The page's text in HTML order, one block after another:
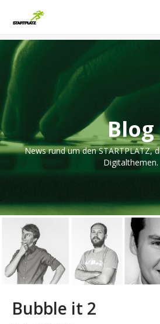
Blog
News rund um den STARTPLATZ,
Digitalthemen.
Bubble it 2